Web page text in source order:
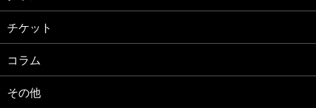
チケット
コラム
その他